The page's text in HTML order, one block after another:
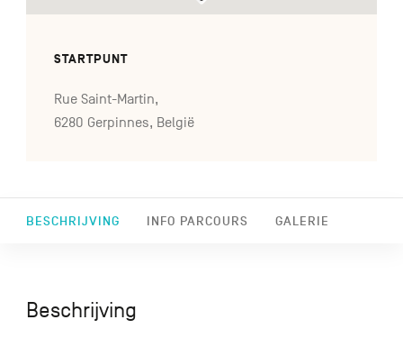
BESCHRIJVING INFO PARCOURS GALERIE
STARTPUNT
Rue Saint-Martin,
6280 Gerpinnes, België
Beschrijving